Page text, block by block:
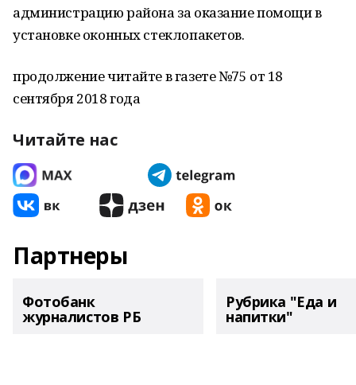
администрацию района за оказание помощи в
установке оконных стеклопакетов.
продолжение читайте в газете №75 от 18
сентября 2018 года
Читайте нас
Партнеры
Фотобанк
журналистов РБ
Рубрика "Еда и
напитки"